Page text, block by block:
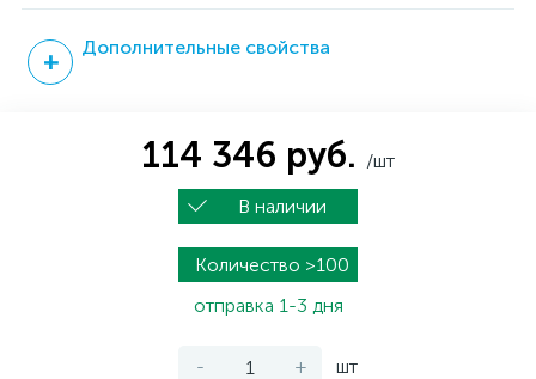
Дополнительные свойства
114 346 руб. /шт
В наличии
Количество >100
отправка 1-3 дня
- + шт